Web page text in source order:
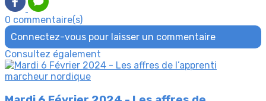
0 commentaire(s)
Connectez-vous pour laisser un commentaire
Consultez également